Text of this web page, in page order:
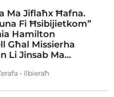
Ma Jiflaħx Ħafna.
Fi Ħsibijietkom”
Hamilton
Għal Missierha
Li Jinsab Ma…
• Ilbieraħ